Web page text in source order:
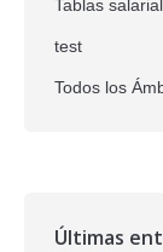
Tablas
test
Todos los
Últimas